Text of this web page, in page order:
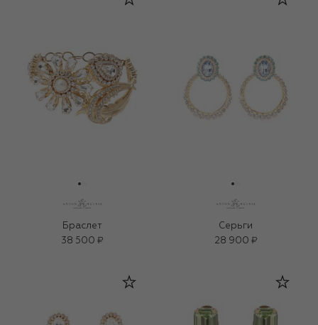
Браслет
38 500 ₽
Серьги
28 900 ₽